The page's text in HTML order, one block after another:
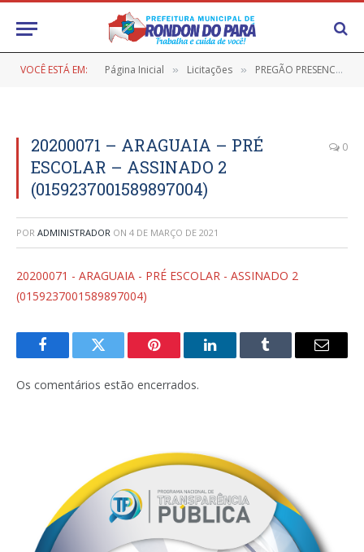
VOCÊ ESTÁ EM: Página Inicial » Licitações » PREGÃO PRESENCIAL Nº 9/2020-001 (AQUISIÇÃO DE GÊNEROS ALIMENTÍCIOS PARA ATENDER O PROGRAMA NACIONAL DE ALIMENTAÇÃO ESCOLAR (PNAE) 2020)
20200071 – ARAGUAIA – PRÉ
ESCOLAR – ASSINADO 2
(0159237001589897004)
0
POR ADMINISTRADOR ON 4 DE MARÇO DE 2021
20200071 - ARAGUAIA - PRÉ ESCOLAR - ASSINADO 2
(0159237001589897004)
FacebookTwitter Pinterest LinkedInTumblr
E-
Os comentários estão encerrados.